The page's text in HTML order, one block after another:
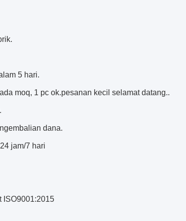
5 hari.
moq, 1 pc ok.pesanan kecil selamat datang..
dana.
jam/7 hari
ISO9001:2015